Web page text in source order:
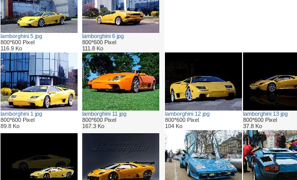
lamborghini 5 jpg
800*600 Pixel
116.9 Ko
lamborghini 6 jpg
800*600 Pixel
111.8 Ko
lamborghini 1 jpg
800*600 Pixel
89.8 Ko
lamborghini 11 jpg
800*600 Pixel
167.3 Ko
lamborghini 12 jpg
800*600 Pixel
104 Ko
lamborghini 13 jpg
800*600 Pixel
37.8 Ko